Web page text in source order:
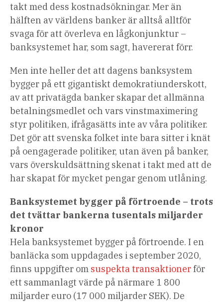
takt med dess kostnadsökningar. Mer än
hälften av världens banker är alltså alltför
svaga för att överleva en lågkonjunktur –
banksystemet har, som sagt, havererat förr.
Men inte heller det att dagens banksystem
bygger på ett gigantiskt demokratiunderskott,
av att privatägda banker skapar det allmänna
betalningsmedlet och vars vinstmaximering
styr politiken, ifrågasätts inte av våra politiker.
Det gör att svenska folket inte bara sitter i knät
på oengagerade politiker, utan även på banker,
vars överskuldsättning skenat i takt med att de
har skapat för mycket pengar genom utlåning.
Banksystemet bygger på förtroende – trots
det tvättar bankerna tusentals miljarder
kronor
Hela banksystemet bygger på förtroende. I en
banläcka som uppdagades i september 2020,
finns uppgifter om suspekta transaktionerför
ett sammanlagt värde på närmare 1 800
miljarder euro (17 000 miljarder SEK). De